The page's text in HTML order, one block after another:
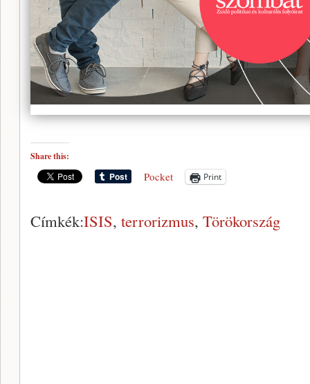
Share this:
Pocket Print
Címkék:ISIS, terrorizmus, Törökország